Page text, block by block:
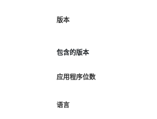
版本
包含的版本
应用程序位数
语言